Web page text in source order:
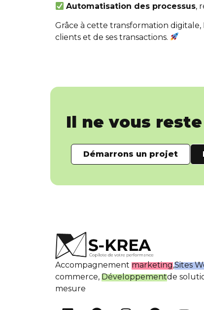
Automatisation des processus,
Grâce à cette transformation
clients et de ses transactions.
Il ne vous
Démarrons un projet
Accompagnement marketing,Sites
commerce, Développementde
mesure